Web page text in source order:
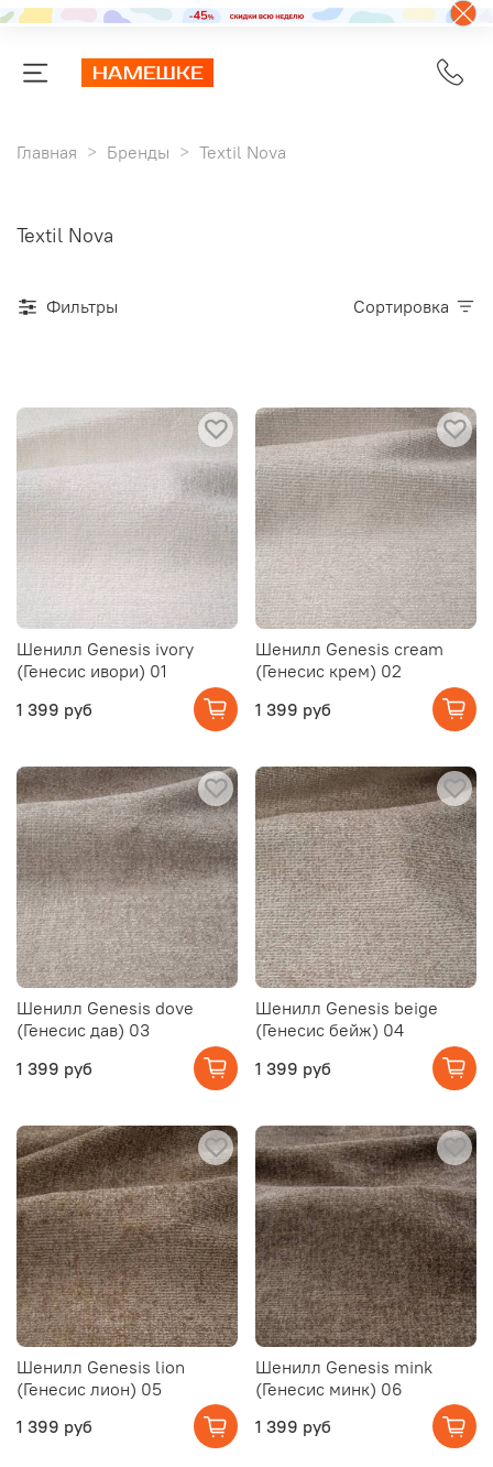
Главная Бренды Textil Nova
Textil Nova
Фильтры Сортировка
Шенилл Genesis ivory
(Генесис ивори) 01
1 399 руб
Шенилл Genesis cream
(Генесис крем) 02
1 399 руб
Шенилл Genesis dove
(Генесис дав) 03
1 399 руб
Шенилл Genesis beige
(Генесис бейж) 04
1 399 руб
Шенилл Genesis lion
(Генесис лион) 05
1 399 руб
Шенилл Genesis mink
(Генесис минк) 06
1 399 руб